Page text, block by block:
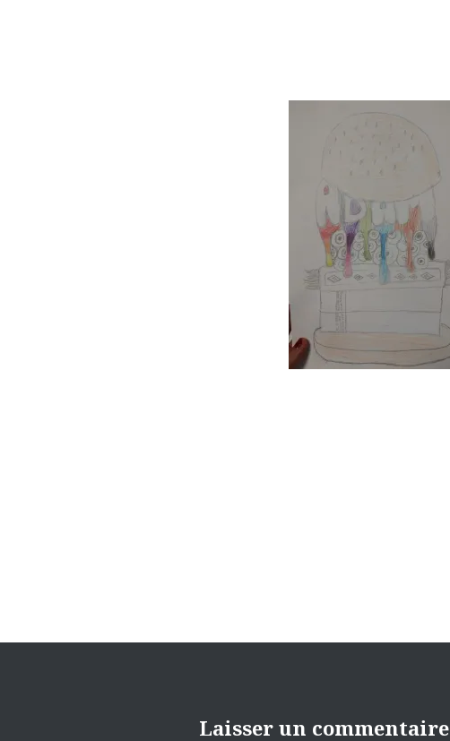
Laisser un commentaire